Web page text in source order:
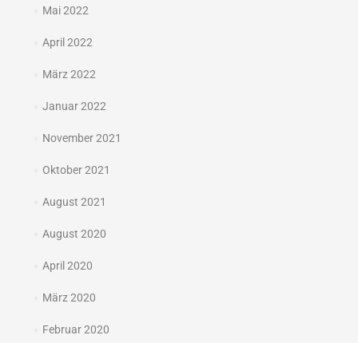
Mai 2022
April 2022
März 2022
Januar 2022
November 2021
Oktober 2021
August 2021
August 2020
April 2020
März 2020
Februar 2020